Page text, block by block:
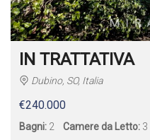
IN TRATTATIVA
Dubino, SO, Italia
€240.000
Bagni: 2 Camere da Letto: 3